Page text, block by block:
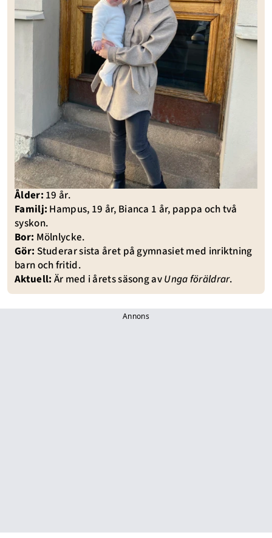
Ålder: 19 år.
Familj: Hampus, 19 år, Bianca 1 år, pappa och två
syskon.
Bor: Mölnlycke.
Gör: Studerar sista året på gymnasiet med inriktning
barn och fritid.
Aktuell: Är med i årets säsong avUnga föräldrar.
Annons